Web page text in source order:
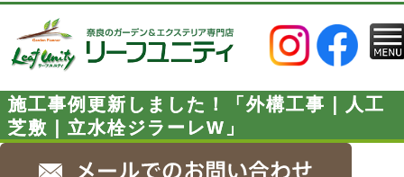
施工事例更新しました！「外構工事｜人工
芝敷｜立水栓ジラーレW」